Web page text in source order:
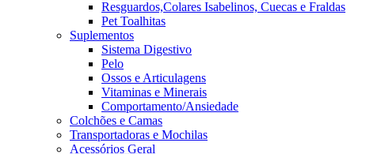
Resguardos,Colares Isabelinos, Cuecas e Fraldas
Pet Toalhitas
Suplementos
Sistema Digestivo
Pelo
Ossos e Articulagens
Vitaminas e Minerais
Comportamento/Ansiedade
Colchões e Camas
Transportadoras e Mochilas
Acessórios Geral